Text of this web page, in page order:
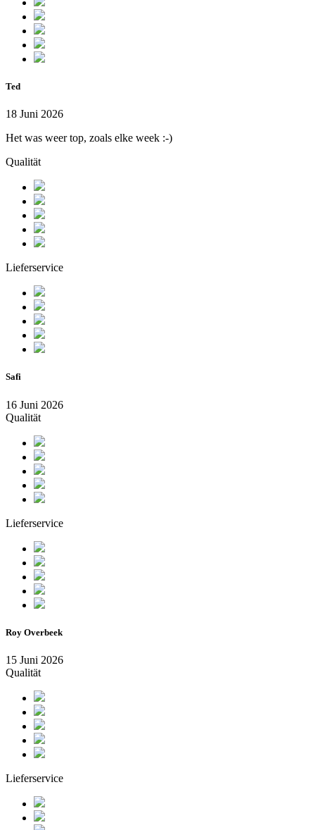
Ted
18 Juni 2026
Het was weer top, zoals elke week :-)
Qualität
Lieferservice
Safi
16 Juni 2026
Qualität
Lieferservice
Roy Overbeek
15 Juni 2026
Qualität
Lieferservice